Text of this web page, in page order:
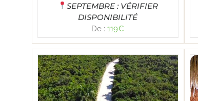
SEPTEMBRE : VÉRIFIER
DISPONIBILITÉ
De :119€